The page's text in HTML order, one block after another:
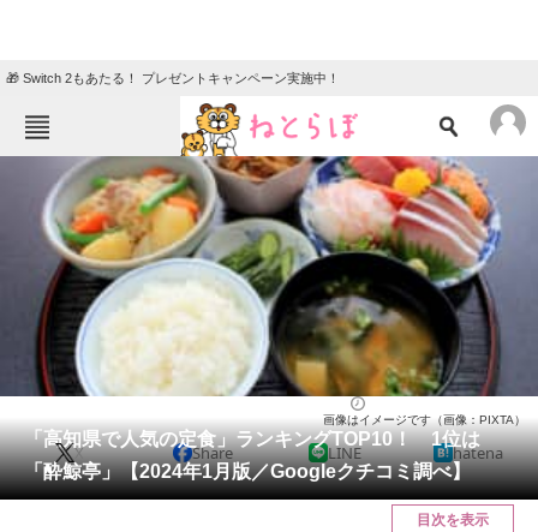
🎁 Switch 2もあたる！ プレゼントキャンペーン実施中！
ねとらぼメニュー
ニュース
エンタメ クイズ
グルメ 地域
教育・育児
動物 リサーチ
会員記事
メディア
「高知県で人気の定食」ランキングTOP10！ 1位は
「酔鯨亭」【2024年1月版／Googleクチコミ調べ】
画像はイメージです（画像：PIXTA）
X Share LINE hatena
目次を表示